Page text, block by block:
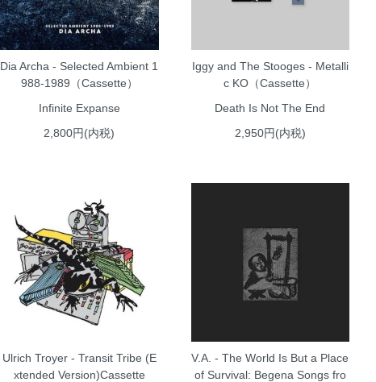
Dia Archa - Selected Ambient 1
988-1989（Cassette）
Infinite Expanse
2,800円(内税)
Iggy and The Stooges - Metalli
c KO（Cassette）
Death Is Not The End
2,950円(内税)
Ulrich Troyer - Transit Tribe (E
xtended Version)Cassette
V.A. - The World Is But a Place
of Survival: Begena Songs fro